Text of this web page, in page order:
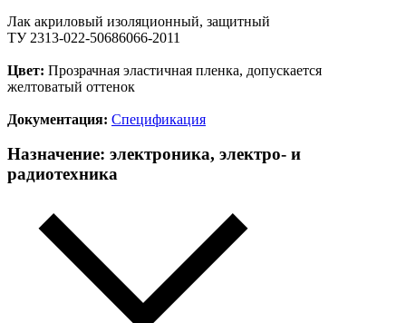
Лак акриловый изоляционный, защитный
ТУ 2313-022-50686066-2011
Цвет: Прозрачная эластичная пленка, допускается
желтоватый оттенок
Документация: Спецификация
Назначение: электроника, электро- и
радиотехника